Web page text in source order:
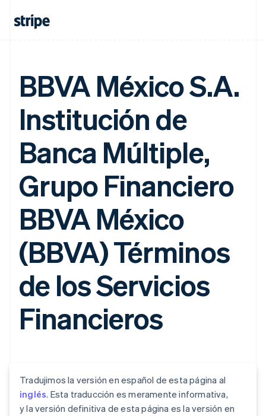
BBVA México S.A.
Institución de
Banca Múltiple,
Grupo Financiero
BBVA México
(BBVA) Términos
de los Servicios
Financieros
Tradujimos la versión en español de esta página al
inglés. Esta traducción es meramente informativa,
y la versión definitiva de esta página es la versión en